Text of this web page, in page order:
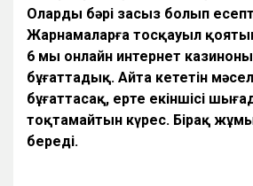
Олардың бәрі заңсыз болып
Жарнамаларға тосқауыл
6 мың онлайн интернет
бұғаттадық. Айта кететін
бұғаттасақ, ертең екіншісі
тоқтамайтын күрес. Бірақ
береді.